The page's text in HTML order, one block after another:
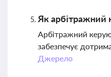
Як арбітражний
Арбітражний
забезпечує
Джерело